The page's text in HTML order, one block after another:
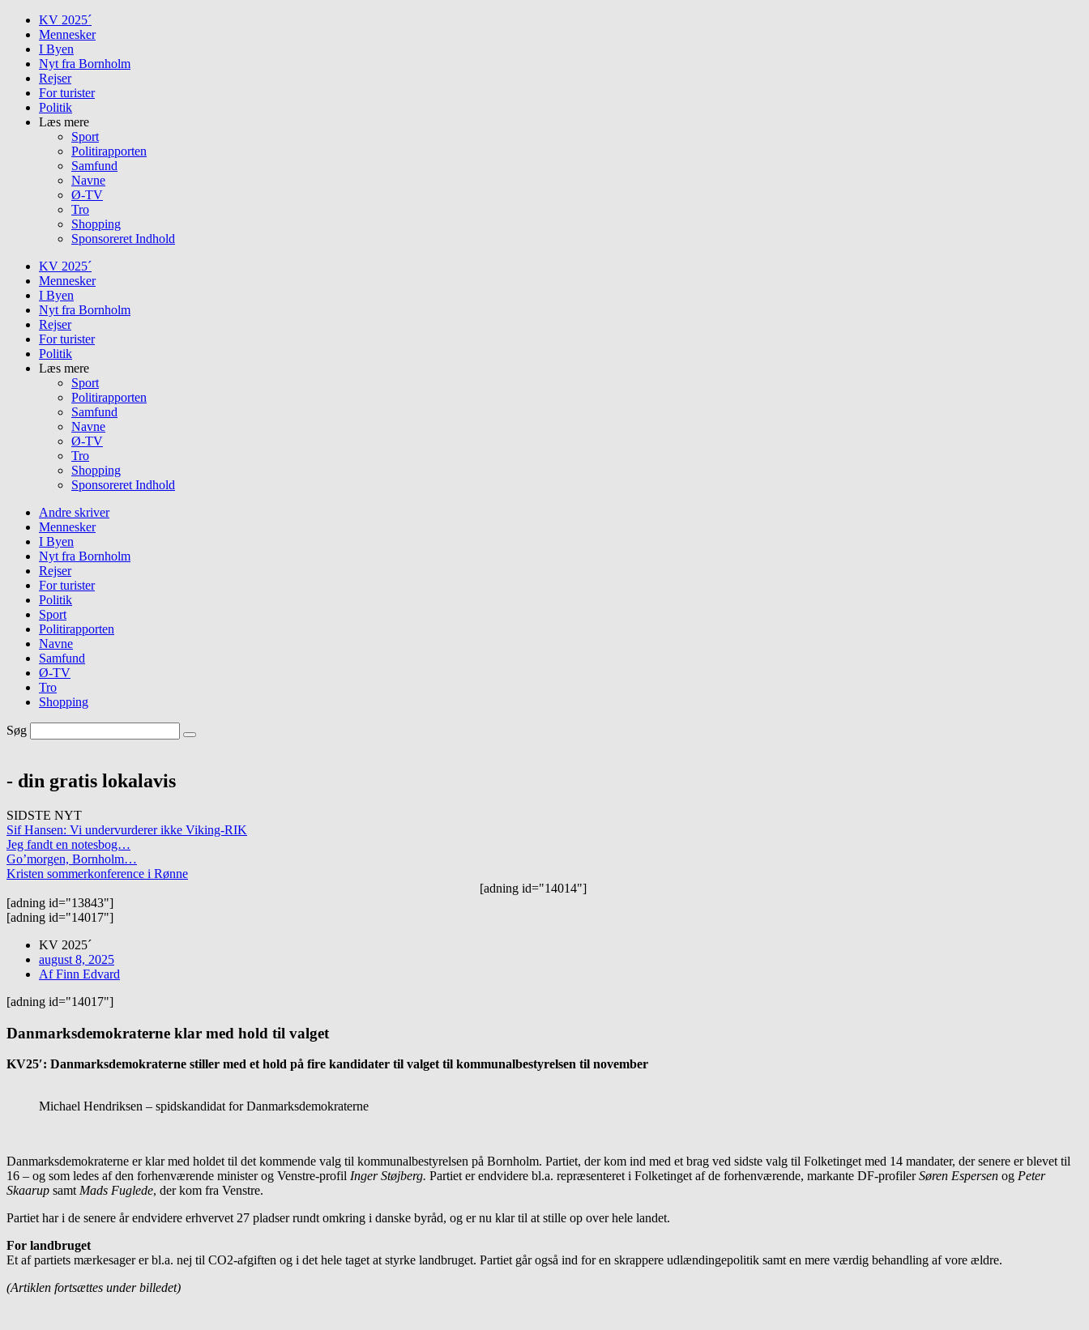
Skip
content
KV 2025´
Mennesker
I Byen
Nyt fra Bornholm
Rejser
For turister
Politik
Læs mere
Sport
Politirapporten
Samfund
Navne
Ø-TV
Tro
Shopping
Sponsoreret Indhold
KV 2025´
Mennesker
I Byen
Nyt fra Bornholm
Rejser
For turister
Politik
Læs mere
Sport
Politirapporten
Samfund
Navne
Ø-TV
Tro
Shopping
Sponsoreret Indhold
Andre skriver
Mennesker
I Byen
Nyt fra Bornholm
Rejser
For turister
Politik
Sport
Politirapporten
Navne
Samfund
Ø-TV
Tro
Shopping
Søg
- din gratis lokalavis
SIDSTE NYT
Sif Hansen: Vi undervurderer ikke Viking-RIK
Jeg fandt en notesbog…
Go’morgen, Bornholm…
Kristen sommerkonference i Rønne
[adning id="14014"]
[adning id="13843"]
[adning id="14017"]
KV 2025´
august 8, 2025
AfFinn Edvard
[adning id="14017"]
Danmarksdemokraterne klar med hold til valget
KV25′: Danmarksdemokraterne stiller med et hold på fire kandidater til valget til kommunalbestyrelsen til november
Michael Hendriksen – spidskandidat for Danmarksdemokraterne
Danmarksdemokraterne er klar med holdet til det kommende valg til kommunalbestyrelsen på Bornholm. Partiet, der kom ind med et brag ved sidste valg til Folketinget med 14 mandater, der senere er blevet til
16 – og som ledes af den forhenværende minister og Venstre-profil Inger Støjberg. Partiet er endvidere bl.a. repræsenteret i Folketinget af de forhenværende, markante DF-profilerSøren Espersen og Peter
Skaarup samt Mads Fuglede, der kom fra Venstre.
Partiet har i de senere år endvidere erhvervet 27 pladser rundt omkring i danske byråd, og er nu klar til at stille op over hele landet.
For landbruget
Et af partiets mærkesager er bl.a. nej til CO2-afgiften og i det hele taget at styrke landbruget. Partiet går også ind for en skrappere udlændingepolitik samt en mere værdig behandling af vore ældre.
(Artiklen fortsættes under billedet)